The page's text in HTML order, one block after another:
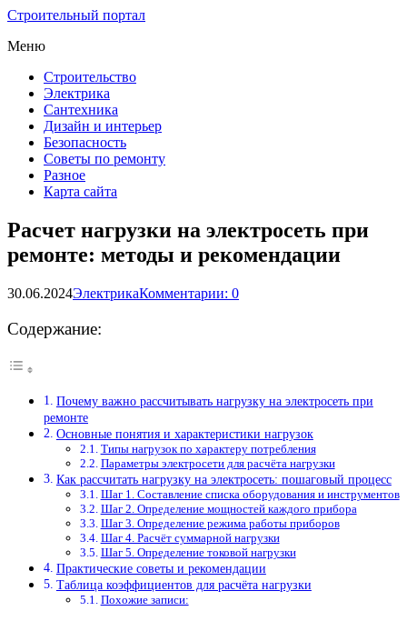
Строительный портал
Меню
Строительство
Электрика
Сантехника
Дизайн и интерьер
Безопасность
Советы по ремонту
Разное
Карта сайта
Расчет нагрузки на электросеть при
ремонте: методы и рекомендации
30.06.2024ЭлектрикаКомментарии: 0
Содержание:
Почему важно рассчитывать нагрузку на электросеть при
ремонте
Основные понятия и характеристики нагрузок
Типы нагрузок по характеру потребления
Параметры электросети для расчёта нагрузки
Как рассчитать нагрузку на электросеть: пошаговый процесс
Шаг 1. Составление списка оборудования и инструментов
Шаг 2. Определение мощностей каждого прибора
Шаг 3. Определение режима работы приборов
Шаг 4. Расчёт суммарной нагрузки
Шаг 5. Определение токовой нагрузки
Практические советы и рекомендации
Таблица коэффициентов для расчёта нагрузки
Похожие записи: